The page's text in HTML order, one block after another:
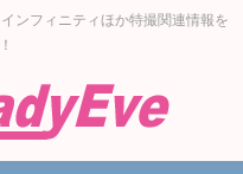
ンフィニティほか特撮関連情報を